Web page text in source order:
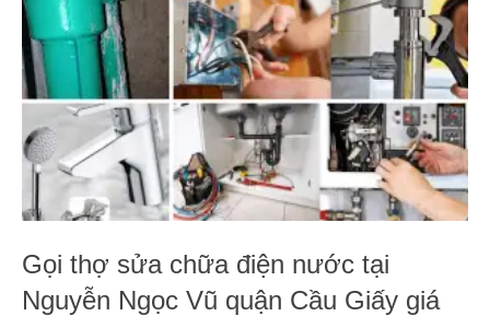
Gọi thợ sửa chữa điện nước tại
Nguyễn Ngọc Vũ quận Cầu Giấy giá